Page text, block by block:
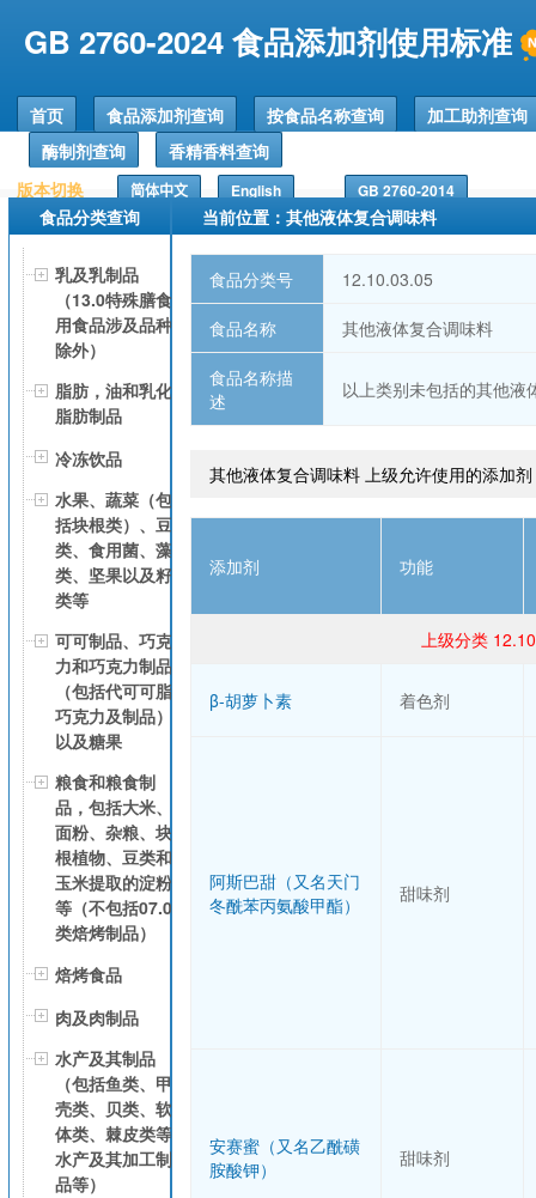
GB 2760-2024 食品添加剂使用标准
首页 食品添加剂查询 按食品名称查询
加工助剂查询
酶制剂查询
香精香料查询
版本切换
简体中文 English GB 2760-2014
食品分类查询
乳及乳制品
（13.0特殊膳食
用食品涉及品种
除外）
脂肪，油和乳化
脂肪制品
冷冻饮品
水果、蔬菜（包
括块根类）、豆
类、食用菌、藻
类、坚果以及籽
类等
可可制品、巧克
力和巧克力制品
（包括代可可脂
巧克力及制品）
以及糖果
粮食和粮食制
品，包括大米、
面粉、杂粮、块
根植物、豆类和
玉米提取的淀粉
等（不包括07.0
类焙烤制品）
焙烤食品
肉及肉制品
水产及其制品
（包括鱼类、甲
壳类、贝类、软
体类、棘皮类等
水产及其加工制
品等）
当前位置：其他液体复合调味料
食品分类号 12.10.03.05
食品名称 其他液体复合调味料
食品名称描
述
以上类别未包括的其他液
其他液体复合调味料 上级允许使用的添加剂
添加剂 功能
上级分类
β-胡萝卜素 着色剂
阿斯巴甜（又名天门
冬酰苯丙氨酸甲酯）
甜味剂
安赛蜜（又名乙酰磺
胺酸钾）
甜味剂